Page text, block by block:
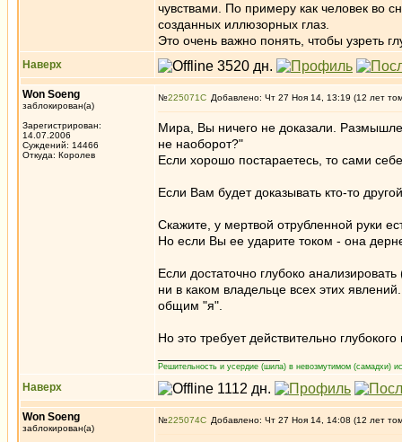
чувствами. По примеру как человек во
созданных иллюзорных глаз.
Это очень важно понять, чтобы узреть
Наверх
Won Soeng
заблокирован(а)
Зарегистрирован:
14.07.2006
Суждений: 14466
Откуда: Королев
№225071 Добавлено: Чт 27 Ноя 14, 13:19 (12 лет
Мира, Вы ничего не доказали.
не наоборот?"
Если хорошо постараетесь, то сами
Если Вам будет доказывать кто-то
Скажите, у мертвой отрубленной руки
Но если Вы ее ударите током - она
Если достаточно глубоко
ни в каком владельце всех этих
общим "я".
Но это требует действительно
Решительность и усердие (шила) в невозмутимом (самадхи)
Наверх
Won Soeng
заблокирован(а)
№225074 Добавлено: Чт 27 Ноя 14, 14:08 (12 лет